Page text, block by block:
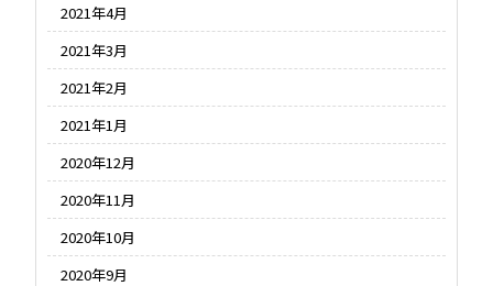
2021年4月
2021年3月
2021年2月
2021年1月
2020年12月
2020年11月
2020年10月
2020年9月